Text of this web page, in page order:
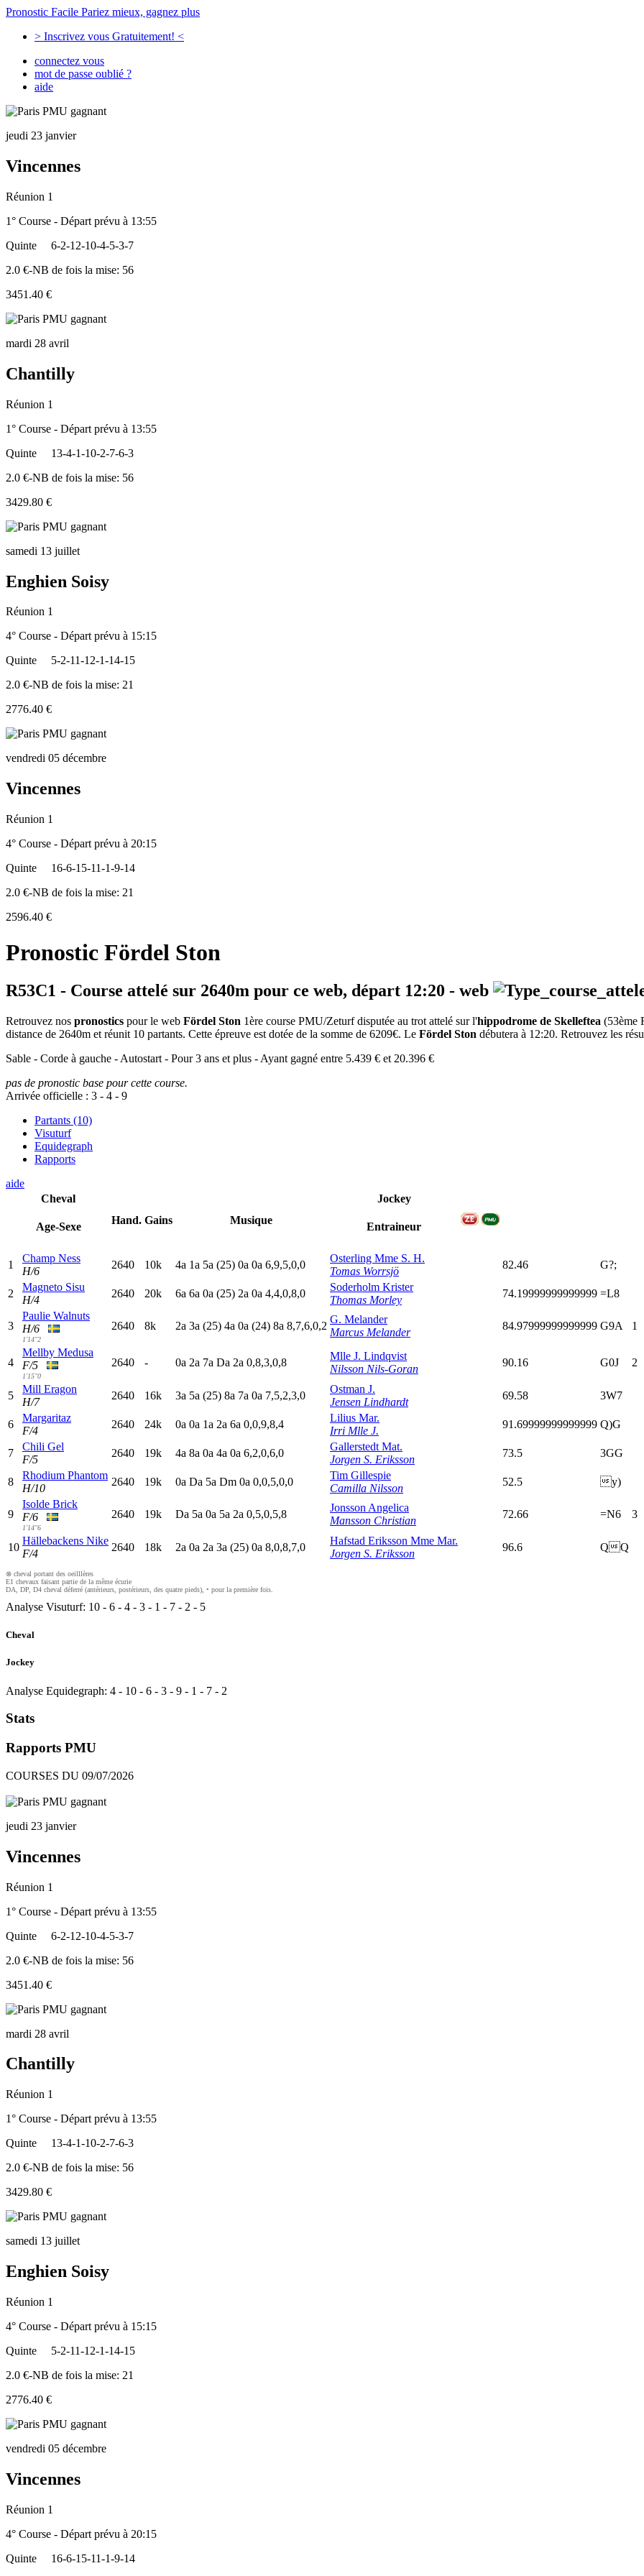
Pronostic Facile Pariez mieux, gagnez plus
> Inscrivez vous Gratuitement! <
connectez vous
mot de passe oublié ?
aide
jeudi 23 janvier
Vincennes
Réunion 1
1° Course - Départ prévu à 13:55
Quinte
6-2-12-10-4-5-3-7
2.0 €-NB de fois la mise: 56
3451.40 €
mardi 28 avril
Chantilly
Réunion 1
1° Course - Départ prévu à 13:55
Quinte
13-4-1-10-2-7-6-3
2.0 €-NB de fois la mise: 56
3429.80 €
samedi 13 juillet
Enghien Soisy
Réunion 1
4° Course - Départ prévu à 15:15
Quinte
5-2-11-12-1-14-15
2.0 €-NB de fois la mise: 21
2776.40 €
vendredi 05 décembre
Vincennes
Réunion 1
4° Course - Départ prévu à 20:15
Quinte
16-6-15-11-1-9-14
2.0 €-NB de fois la mise: 21
2596.40 €
Pronostic Fördel Ston
R53C1 - Course attelé sur 2640m pour ce web, départ 12:20 - web
Retrouvez nos pronostics pour le web Fördel Ston 1ère course PMU/Zeturf disputée au trot attelé sur l'hippodrome de Skelleftea (53ème
distance de 2640m et réunit 10 partants. Cette épreuve est dotée de la somme de 6209€. Le Fördel Ston débutera à 12:20. Retrouvez les
Sable - Corde à gauche - Autostart - Pour 3 ans et plus - Ayant gagné entre 5.439 € et 20.396 €
pas de pronostic base pour cette course.
Arrivée officielle : 3 - 4 - 9
Partants (10)
Visuturf
Equidegraph
Rapports
aide
Cheval
Age-Sexe
Hand. Gains Musique
Jockey
Entraineur
1
Champ Ness
H/6
2640 10k 4a 1a 5a (25) 0a 0a 6,9,5,0,0
Osterling Mme S. H.
Tomas Worrsjö
82.46 G?;
2
Magneto Sisu
H/4
2640 20k 6a 6a 0a (25) 2a 0a 4,4,0,8,0
Soderholm Krister
Thomas Morley
74.19999999999999 =L8
3
Paulie Walnuts
H/6
1'14"2
2640 8k 2a 3a (25) 4a 0a (24) 8a 8,7,6,0,2
G. Melander
Marcus Melander
84.97999999999999 G9A 1
4
Mellby Medusa
F/5
1'15"0
2640 - 0a 2a 7a Da 2a 0,8,3,0,8
Mlle J. Lindqvist
Nilsson Nils-Goran
90.16 G0J 2
5
Mill Eragon
H/7
2640 16k 3a 5a (25) 8a 7a 0a 7,5,2,3,0
Ostman J.
Jensen Lindhardt
69.58 3W7
6
Margaritaz
F/4
2640 24k 0a 0a 1a 2a 6a 0,0,9,8,4
Lilius Mar.
Irri Mlle J.
91.69999999999999 Q)G
7
Chili Gel
F/5
2640 19k 4a 8a 0a 4a 0a 6,2,0,6,0
Gallerstedt Mat.
Jorgen S. Eriksson
73.5 3GG
8
Rhodium Phantom
H/10
2640 19k 0a Da 5a Dm 0a 0,0,5,0,0
Tim Gillespie
Camilla Nilsson
52.5 y)
9
Isolde Brick
F/6
1'14"6
2640 19k Da 5a 0a 5a 2a 0,5,0,5,8
Jonsson Angelica
Mansson Christian
72.66 =N6 3
10
Hällebackens Nike
F/4
2640 18k 2a 0a 2a 3a (25) 0a 8,0,8,7,0
Hafstad Eriksson Mme Mar.
Jorgen S. Eriksson
96.6 QQ
⊗ cheval portant des oeilllères
E1 chevaux faisant partie de la même écurie
DA, DP, D4 cheval déferré (antérieurs, postérieurs, des quatre pieds), • pour la première fois.
Analyse Visuturf: 10 - 6 - 4 - 3 - 1 - 7 - 2 - 5
Cheval
Jockey
Analyse Equidegraph: 4 - 10 - 6 - 3 - 9 - 1 - 7 - 2
Stats
Rapports PMU
COURSES DU 09/07/2026
jeudi 23 janvier
Vincennes
Réunion 1
1° Course - Départ prévu à 13:55
Quinte
6-2-12-10-4-5-3-7
2.0 €-NB de fois la mise: 56
3451.40 €
mardi 28 avril
Chantilly
Réunion 1
1° Course - Départ prévu à 13:55
Quinte
13-4-1-10-2-7-6-3
2.0 €-NB de fois la mise: 56
3429.80 €
samedi 13 juillet
Enghien Soisy
Réunion 1
4° Course - Départ prévu à 15:15
Quinte
5-2-11-12-1-14-15
2.0 €-NB de fois la mise: 21
2776.40 €
vendredi 05 décembre
Vincennes
Réunion 1
4° Course - Départ prévu à 20:15
Quinte
16-6-15-11-1-9-14